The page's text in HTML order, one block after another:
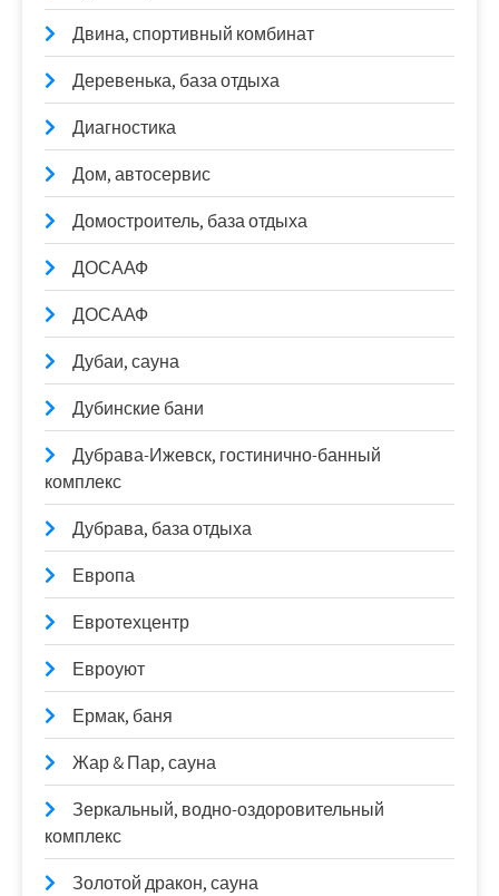
Двина, спортивный комбинат
Деревенька, база отдыха
Диагностика
Дом, автосервис
Домостроитель, база отдыха
ДОСААФ
ДОСААФ
Дубаи, сауна
Дубинские бани
Дубрава-Ижевск, гостинично-банный
комплекс
Дубрава, база отдыха
Европа
Евротехцентр
Евроуют
Ермак, баня
Жар & Пар, сауна
Зеркальный, водно-оздоровительный
комплекс
Золотой дракон, сауна